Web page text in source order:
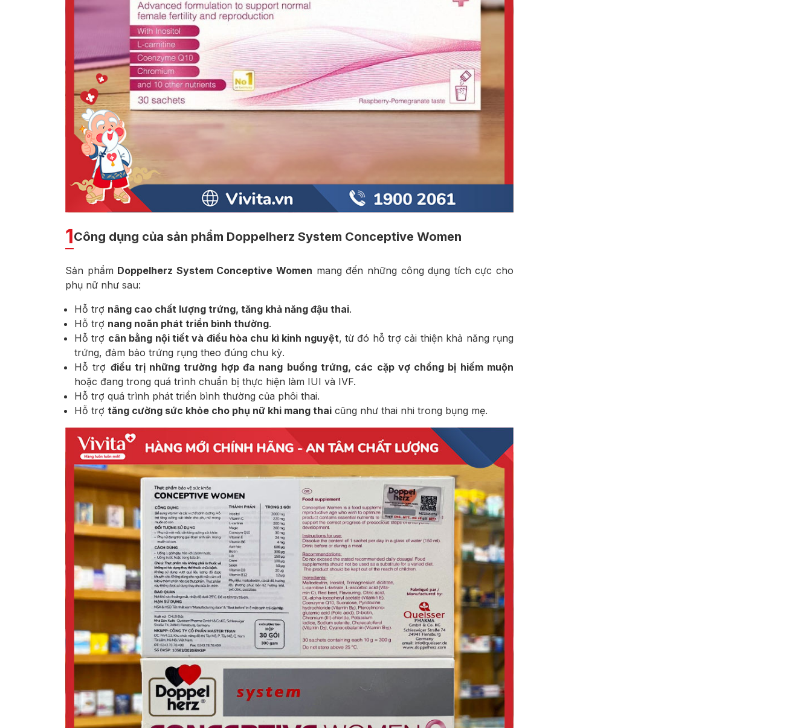
1Công dụng của sản phẩm Doppelherz System Conceptive Women
Sản phẩm Doppelherz System Conceptive Women mang đến những công dụng tích cực cho
phụ nữ như sau:
Hỗ trợ nâng cao chất lượng trứng, tăng khả năng đậu thai.
Hỗ trợ nang noãn phát triển bình thường.
Hỗ trợ cân bằng nội tiết và điều hòa chu kì kinh nguyệt, từ đó hỗ trợ cải thiện khả năng rụng
trứng, đảm bảo trứng rụng theo đúng chu kỳ.
Hỗ trợ điều trị những trường hợp đa nang buồng trứng, các cặp vợ chồng bị hiếm muộn
hoặc đang trong quá trình chuẩn bị thực hiện làm IUI và IVF.
Hỗ trợ quá trình phát triển bình thường của phôi thai.
Hỗ trợ tăng cường sức khỏe cho phụ nữ khi mang thai cũng như thai nhi trong bụng mẹ.